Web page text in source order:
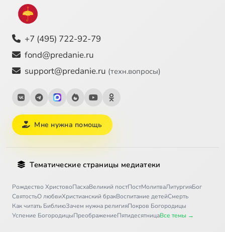
+7 (495) 722-92-79
fond@predanie.ru
support@predanie.ru (техн.вопросы)
Мне нужна помощь
Тематические страницы медиатеки
Рождество ХристовоПасхаВеликий постПостМолитваЛитургияБог
СвятостьО любвиХристианский бракВоспитание детейСмерть
Как читать БиблиюЗачем нужна религияПокров Богородицы
Успение БогородицыПреображениеПятидесятницаВсе темы →